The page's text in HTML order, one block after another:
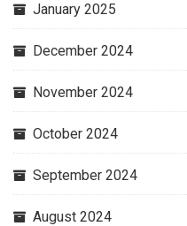
January 2025
December 2024
November 2024
October 2024
September 2024
August 2024